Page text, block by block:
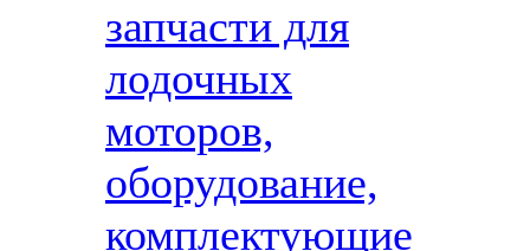
запчасти для
лодочных
моторов,
оборудование,
комплектующие